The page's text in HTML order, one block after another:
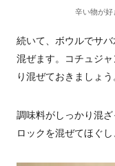
辛い物が好
続いて、ボウルでサ
混ぜます。コチュジ
り混ぜておきましょう
調味料がしっかり混
ロックを混ぜてほぐし